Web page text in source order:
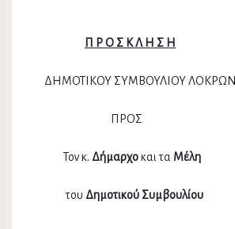
Π Ρ Ο Σ Κ Λ Η Σ Η
ΔΗΜΟΤΙΚΟΥ ΣΥΜΒΟΥΛΙΟΥ ΛΟΚΡΩΝ
ΠΡΟΣ
Τον κ. Δήμαρχοκαι τα Μέλη
του Δημοτικού Συμβουλίου